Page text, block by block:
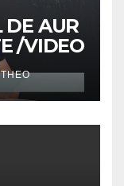
DE AUR
/VIDEO